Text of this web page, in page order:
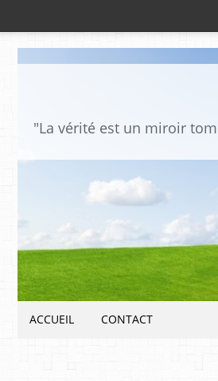
ACCUEIL CONTACT